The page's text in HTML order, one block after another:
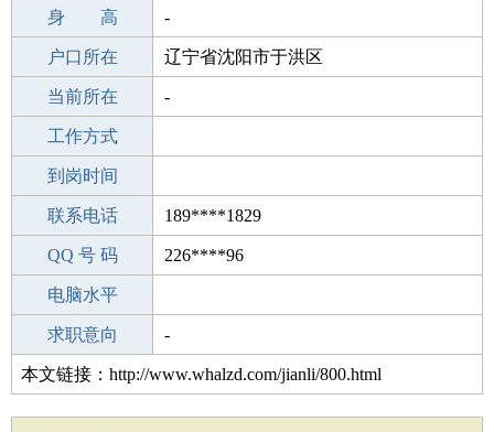
学 历 高中
身 高 -
毕业学校 石家庄启明中学
户口所在 辽宁省沈阳市于洪区
所学专业 -
当前所在 -
工作经验
工作方式
驾 照
到岗时间
期望月薪
联系电话 189****1829
手机号码 189****1829
QQ 号 码 226****96
微信号码
电脑水平
外语水平
求职意向 -
本文链接：http://www.whalzd.com/jianli/800.html